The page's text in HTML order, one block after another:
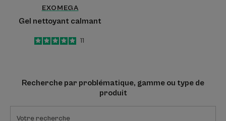
EXOMEGA
Gel nettoyant calmant
5
/
5
11
Recherche par problématique, gamme ou type de
produit